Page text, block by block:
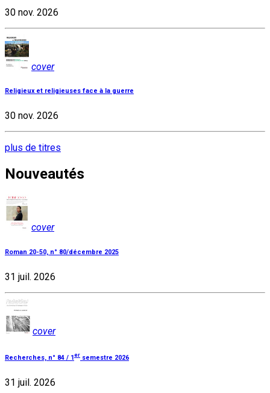
30 nov. 2026
cover
Religieux et religieuses face à la guerre
30 nov. 2026
plus de titres
Nouveautés
cover
Roman 20-50, n° 80/décembre 2025
31 juil. 2026
cover
Recherches, n° 84 / 1er semestre 2026
31 juil. 2026